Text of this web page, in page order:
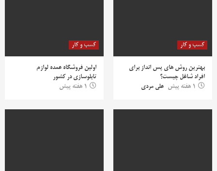
کسب و کار
بهترین روش‌ های پس‌ انداز برای
افراد شاغل چیست؟
1 هفته پیش
علی مردی
کسب و کار
اولین فروشگاه عمده لوازم
تابلوسازی در کشور
1 هفته پیش